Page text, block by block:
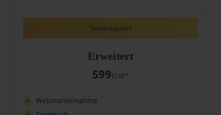
Seminarpaket
Erweitert
599EUR*
Webinarteilnahme